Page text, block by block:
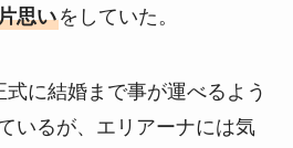
思いをしていた。
に結婚まで事が運べるよう
いるが、エリアーナには気